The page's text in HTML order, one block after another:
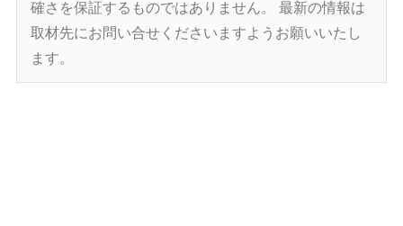
確さを保証するものではありません。
最新の情報は
取材先にお問い合せくださいますようお願いいたし
ます。